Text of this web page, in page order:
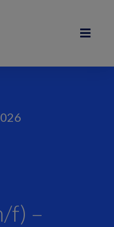
f) –